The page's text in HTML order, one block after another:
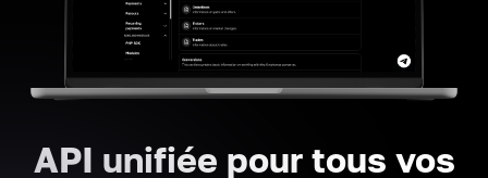
API unifiée pour tous vos